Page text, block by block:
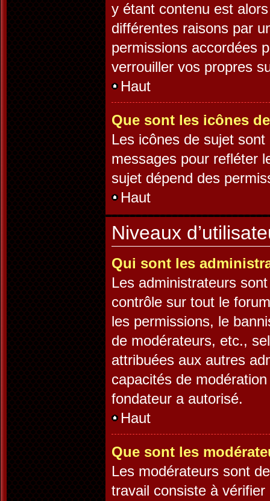
y étant contenu est
différentes raisons par
permissions accordées
verrouiller vos propres
Haut
Que sont les icônes
Les icônes de sujet
messages pour refléter
sujet dépend des
Haut
Niveaux
Qui sont les
Les administrateurs
contrôle sur tout le
les permissions, le
de modérateurs, etc.,
attribuées aux autres
capacités de
fondateur a autorisé.
Haut
Que sont les
Les modérateurs sont
travail consiste à